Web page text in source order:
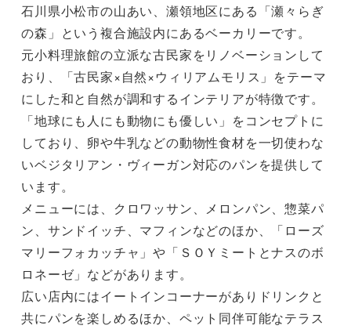
石川県小松市の山あい、瀬領地区にある「瀬々らぎ
の森」という複合施設内にあるベーカリーです。
元小料理旅館の立派な古民家をリノベーションして
おり、「古民家×自然×ウィリアムモリス」をテーマ
にした和と自然が調和するインテリアが特徴です。
「地球にも人にも動物にも優しい」をコンセプトに
しており、卵や牛乳などの動物性食材を一切使わな
いベジタリアン・ヴィーガン対応のパンを提供して
います。
メニューには、クロワッサン、メロンパン、惣菜パ
ン、サンドイッチ、マフィンなどのほか、「ローズ
マリーフォカッチャ」や「ＳＯＹミートとナスのボ
ロネーゼ」などがあります。
広い店内にはイートインコーナーがありドリンクと
共にパンを楽しめるほか、ペット同伴可能なテラス